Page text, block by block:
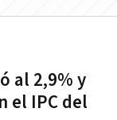
al 2,9% y
el IPC del